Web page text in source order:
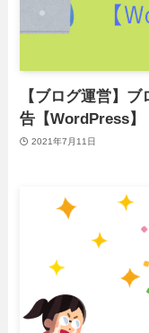
【ブログ運営】
告【WordPress】
2021年7月11日